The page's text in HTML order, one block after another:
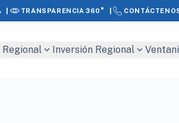
| TRANSPARENCIA 360°
Regional expand_more Inversión Regional expand_more